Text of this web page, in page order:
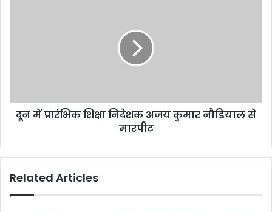
दून में प्रारंभिक शिक्षा निदेशक अजय कुमार नौडियाल से
मारपीट
Related Articles